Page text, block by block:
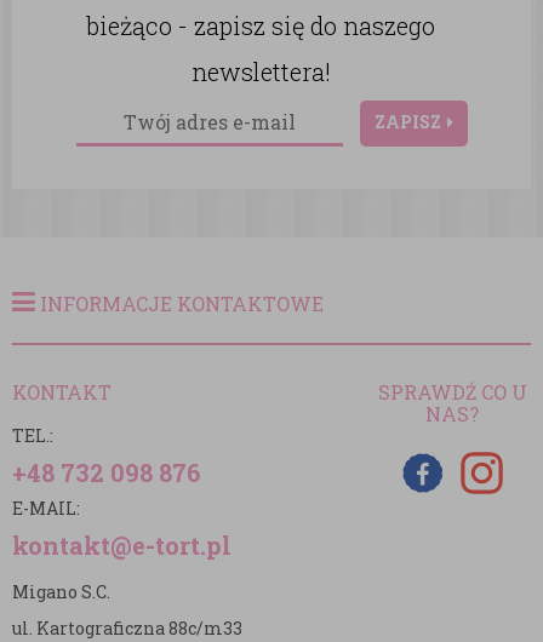
bieżąco - zapisz się do naszego
newslettera!
ZAPISZ
INFORMACJE KONTAKTOWE
KONTAKT
TEL.:
+48 732 098 876
E-MAIL:
kontakt@e-tort.pl
Migano S.C.
ul. Kartograficzna 88c/m33
SPRAWDŹ CO U
NAS?